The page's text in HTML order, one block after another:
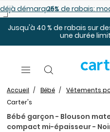
démarqués25% de rabais:
Jusqu'à 40 % de rabais sur
une durée
Accueil Bébé Vêtements
Carter's
Bébé garçon - Blouson
compact mi-épaisseur -